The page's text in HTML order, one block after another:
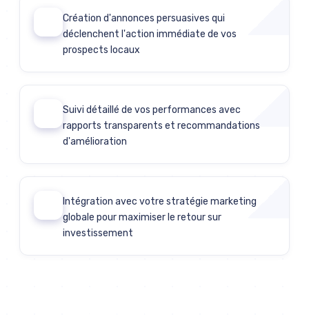
Création d'annonces persuasives qui
déclenchent l'action immédiate de vos
prospects locaux
Suivi détaillé de vos performances avec
rapports transparents et recommandations
d'amélioration
Intégration avec votre stratégie marketing
globale pour maximiser le retour sur
investissement